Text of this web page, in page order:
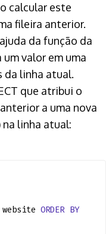
calcular este
fileira anterior.
da função da
um valor em uma
da linha atual.
que atribui o
a uma nova
na linha atual:
website ORDER BY